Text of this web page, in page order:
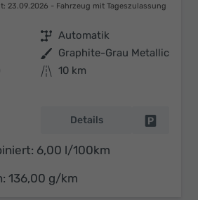
23.09.2026 Fahrzeug mit Tageszulassung
Getriebe Automatik
Außenfarbe Graphite-Grau Metallic
Kilometerstand 10 km
Details
6,00 l/100km
136,00 g/km